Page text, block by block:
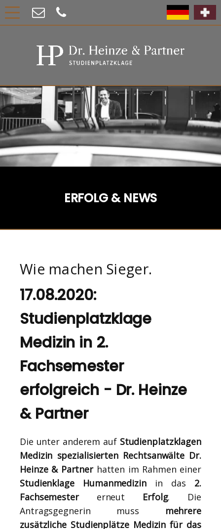
ERFOLG & NEWS
Wie machen Sieger.
17.08.2020:
Studienplatzklage
Medizin in 2.
Fachsemester
erfolgreich - Dr. Heinze
& Partner
Die unter anderem auf Studienplatzklagen
Medizin spezialisierten Rechtsanwälte Dr.
Heinze & Partnerhatten im Rahmen einer
Studienklage Humanmedizinin das 2.
Fachsemestererneut Erfolg. Die
Antragsgegnerin muss mehrere
zusätzliche Studienplätze Medizin für das